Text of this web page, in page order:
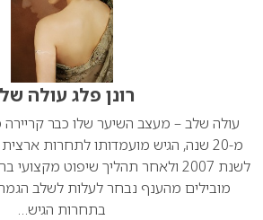
רונן פלג עולה
עולה שלב – מעצב השיער שלו כבר
מ-20 שנה, הגיש מועמדותו לתחרות
לשנת 2007 ולאחר תהליך שיפוט
מובילים מהענף נבחר לעלות לשלב
בתחרות הגיש…